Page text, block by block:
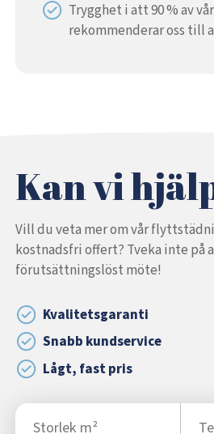
Trygghet i att 90 % av
rekommenderar oss till
Kan vi
Vill du veta mer om vår
kostnadsfri offert? Tveka inte på
förutsättningslöst möte!
Kvalitetsgaranti
Snabb kundservice
Lågt, fast pris